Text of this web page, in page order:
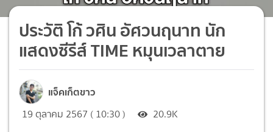
ประวัติ โก้ วศิน อัศวนฤนาท นัก
แสดงซีรีส์ TIME หมุนเวลาตาย
แจ็คเก็ตขาว
19 ตุลาคม 2567 ( 10:30 ) 20.9K